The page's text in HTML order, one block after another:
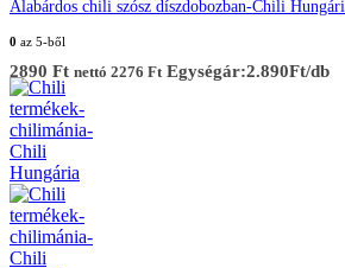
Alabárdos chili szósz díszdobozban-Chili
0 az 5-ből
2890 Ft nettó 2276 Ft Egységár:2.890Ft/db